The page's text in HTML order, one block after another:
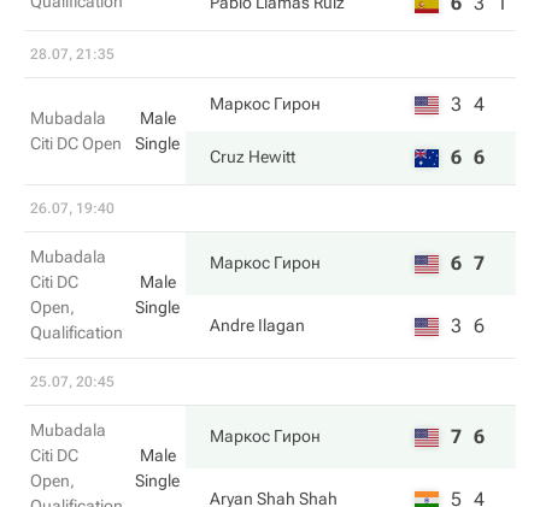
28.07, 21:35
Mubadala
Citi DC Open
Male
Single
Маркос Гирон 3 4
Cruz Hewitt 6 6
26.07, 19:40
Mubadala
Citi DC
Open,
Qualification
Male
Single
Маркос Гирон 6 7
Andre Ilagan 3 6
25.07, 20:45
Mubadala
Citi DC
Open,
Male
Single
Маркос Гирон 7 6
Aryan Shah Shah 5 4